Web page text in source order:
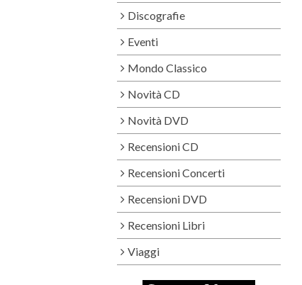
Discografie
Eventi
Mondo Classico
Novità CD
Novità DVD
Recensioni CD
Recensioni Concerti
Recensioni DVD
Recensioni Libri
Viaggi